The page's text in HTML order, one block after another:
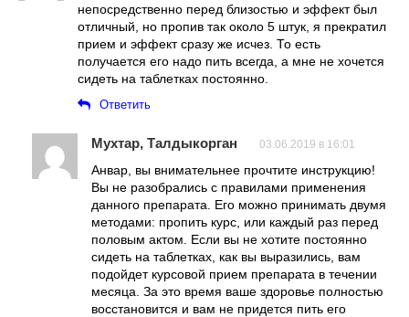
непосредственно перед близостью и эффект был
отличный, но пропив так около 5 штук, я прекратил
прием и эффект сразу же исчез. То есть
получается его надо пить всегда, а мне не хочется
сидеть на таблетках постоянно.
Ответить
Мухтар, Талдыкорган 03.06.2019 в 16:01
Анвар, вы внимательнее прочтите инструкцию!
Вы не разобрались с правилами применения
данного препарата. Его можно принимать двумя
методами: пропить курс, или каждый раз перед
половым актом. Если вы не хотите постоянно
сидеть на таблетках, как вы выразились, вам
подойдет курсовой прием препарата в течении
месяца. За это время ваше здоровье полностью
восстановится и вам не придется пить его